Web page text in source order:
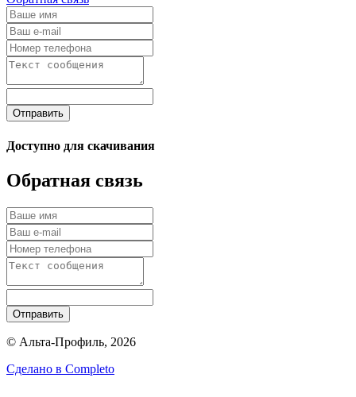
Отправить
Доступно для скачивания
Обратная связь
Отправить
© Альта-Профиль, 2026
Сделано в Completo